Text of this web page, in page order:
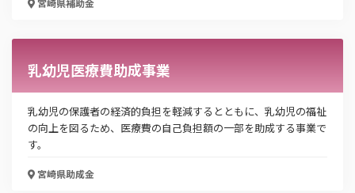
れます。
宮崎県補助金
乳幼児医療費助成事業
乳幼児の保護者の経済的負担を軽減するとともに、乳幼児の福祉
の向上を図るため、医療費の自己負担額の一部を助成する事業で
す。
宮崎県助成金